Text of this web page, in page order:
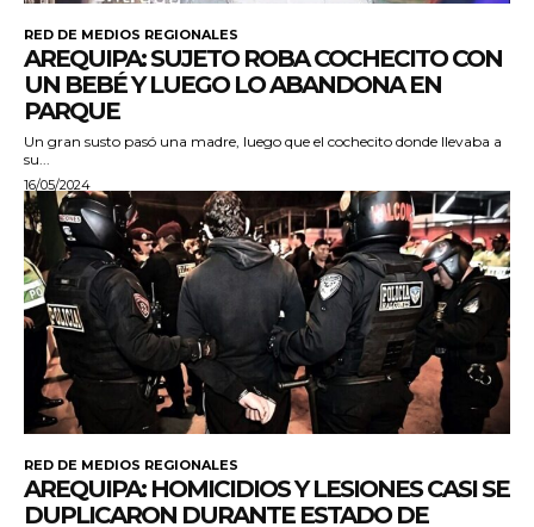
RED DE MEDIOS REGIONALES
AREQUIPA: SUJETO ROBA COCHECITO CON
UN BEBÉ Y LUEGO LO ABANDONA EN
PARQUE
Un gran susto pasó una madre, luego que el cochecito donde llevaba a
su...
16/05/2024
RED DE MEDIOS REGIONALES
AREQUIPA: HOMICIDIOS Y LESIONES CASI SE
DUPLICARON DURANTE ESTADO DE